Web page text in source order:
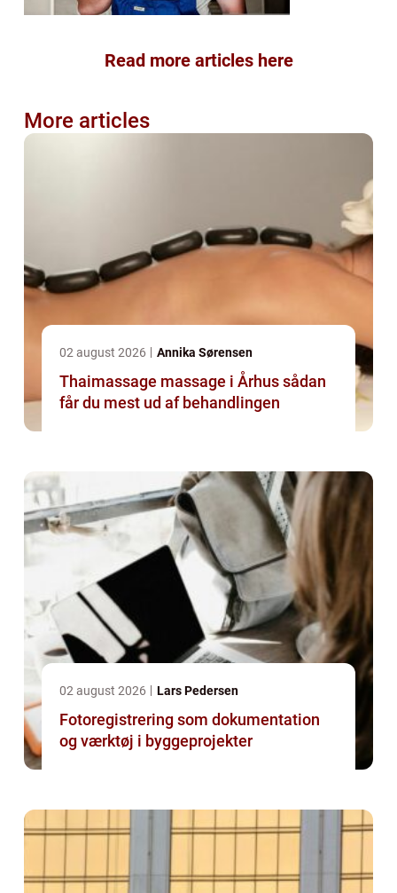
Read more articles here
More articles
02 august 2026 Annika Sørensen
Thaimassage massage i Århus sådan
får du mest ud af behandlingen
02 august 2026 Lars Pedersen
Fotoregistrering som dokumentation
og værktøj i byggeprojekter